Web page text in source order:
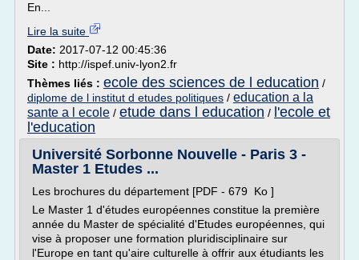
En...
Lire la suite
Date: 2017-07-12 00:45:36
Site : http://ispef.univ-lyon2.fr
Thèmes liés : ecole des sciences de l education /
diplome de l institut d etudes politiques / education a la
sante a l ecole / etude dans l education / l'ecole et
l'education
Université Sorbonne Nouvelle - Paris 3 -
Master 1 Etudes ...
Les brochures du département [PDF - 679 Ko ]
Le Master 1 d'études européennes constitue la première
année du Master de spécialité d'Etudes européennes, qui
vise à proposer une formation pluridisciplinaire sur
l'Europe en tant qu'aire culturelle à offrir aux étudiants les